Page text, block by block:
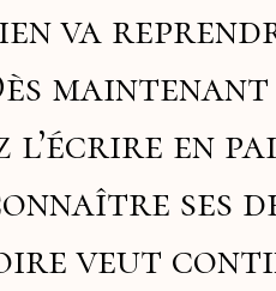
va
l’écrire en
ses
veut